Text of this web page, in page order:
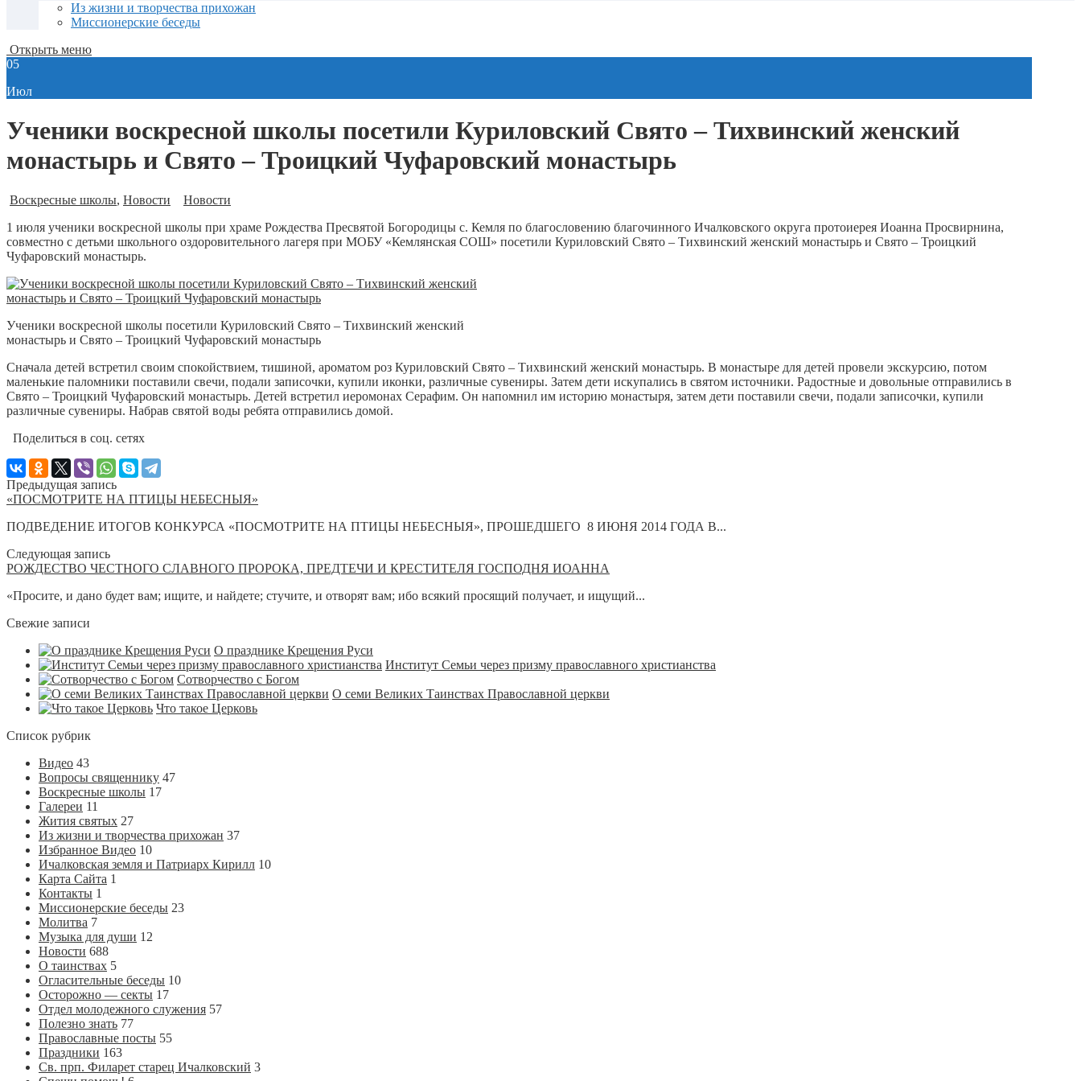
Из жизни и творчества прихожан
Миссионерские беседы
Открыть меню
05
Июл
Ученики воскресной школы посетили Куриловский Свято – Тихвинский женский
монастырь и Свято – Троицкий Чуфаровский монастырь
Воскресные школы, Новости
Новости
1 июля ученики воскресной школы при храме Рождества Пресвятой Богородицы с. Кемля по благословению благочинного Ичалковского округа протоиерея Иоанна Просвирнина,
совместно с детьми школьного оздоровительного лагеря при МОБУ «Кемлянская СОШ» посетили Куриловский Свято – Тихвинский женский монастырь и Свято – Троицкий
Чуфаровский монастырь.
Ученики воскресной школы посетили Куриловский Свято – Тихвинский женский
монастырь и Свято – Троицкий Чуфаровский монастырь
Сначала детей встретил своим спокойствием, тишиной, ароматом роз Куриловский Свято – Тихвинский женский монастырь. В монастыре для детей провели экскурсию, потом
маленькие паломники поставили свечи, подали записочки, купили иконки, различные сувениры. Затем дети искупались в святом источники. Радостные и довольные отправились в
Свято – Троицкий Чуфаровский монастырь. Детей встретил иеромонах Серафим. Он напомнил им историю монастыря, затем дети поставили свечи, подали записочки, купили
различные сувениры. Набрав святой воды ребята отправились домой.
Поделиться в соц. сетях
Предыдущая запись
«ПОСМОТРИТЕ НА ПТИЦЫ НЕБЕСНЫЯ»
ПОДВЕДЕНИЕ ИТОГОВ КОНКУРСА «ПОСМОТРИТЕ НА ПТИЦЫ НЕБЕСНЫЯ», ПРОШЕДШЕГО 8 ИЮНЯ 2014 ГОДА В...
Следующая запись
РОЖДЕСТВО ЧЕСТНОГО СЛАВНОГО ПРОРОКА, ПРЕДТЕЧИ И КРЕСТИТЕЛЯ ГОСПОДНЯ ИОАННА
«Просите, и дано будет вам; ищите, и найдете; стучите, и отворят вам; ибо всякий просящий получает, и ищущий...
Свежие записи
О празднике Крещения Руси
Институт Семьи через призму православного христианства
Сотворчество с Богом
О семи Великих Таинствах Православной церкви
Что такое Церковь
Список рубрик
Видео 43
Вопросы священнику 47
Воскресные школы 17
Галереи 11
Жития святых 27
Из жизни и творчества прихожан 37
Избранное Видео 10
Ичалковская земля и Патриарх Кирилл 10
Карта Сайта 1
Контакты 1
Миссионерские беседы 23
Молитва 7
Музыка для души 12
Новости 688
О таинствах 5
Огласительные беседы 10
Осторожно — секты 17
Отдел молодежного служения 57
Полезно знать 77
Православные посты 55
Праздники 163
Св. прп. Филарет старец Ичалковский 3